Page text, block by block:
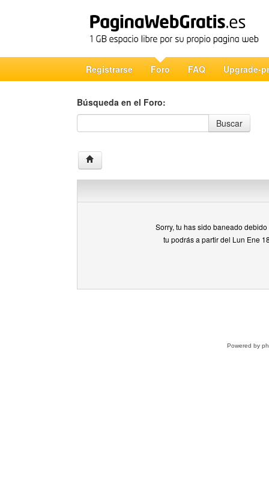
Registrarse Foro FAQ Upgrade-
Búsqueda en el Foro:
Búsqueda en el Foro
Buscar
Sorry, tu has sido baneado
tu podrás a partir del Lun Ene
Powered by